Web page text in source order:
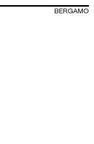
BERGAMO